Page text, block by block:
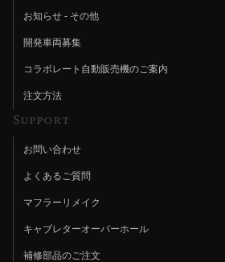
お知らせ - その他
開発車両募集
コラボレート自動販売機のご案内
注文方法
Support
お問い合わせ
よくあるご質問
マフラーリメイク
キャブレターオーバーホール
補修部品のご注文